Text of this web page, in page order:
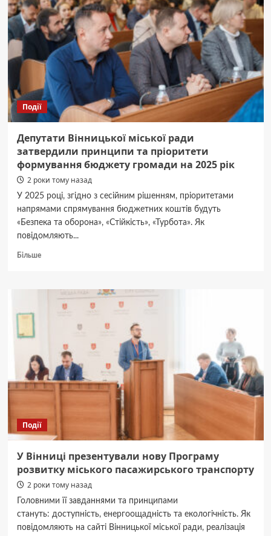
и
быстрые
поездки
Lextaxi
Події
Депутати Вінницької міської ради
затвердили принципи та пріоритети
формування бюджету громади на 2025 рік
2 роки тому назад
У 2025 році, згідно з сесійним рішенням, пріоритетами
напрямами спрямування бюджетних коштів будуть
«Безпека та оборона», «Стійкість», «Турбота». Як
повідомляють...
БільшеДокладніше
Вінницької
міської
затвердили
пріоритети
формування
бюджету
громади
рік
Події
У Вінниці презентували нову Програму
розвитку міського пасажирського транспорту
2 роки тому назад
Головними її завданнями та принципами
стануть: доступність, енергоощадність та екологічність. Як
повідомляють на сайті Вінницької міської ради, реалізація